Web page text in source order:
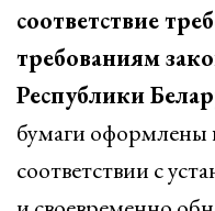
соответствие
требованиям
Республики
бумаги оформлены
соответствии с